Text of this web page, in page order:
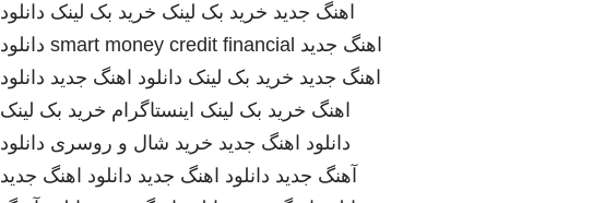
اهنگ جدید خرید بک لینک خرید بک لینک دانلود
اهنگ جدید smart money credit financial دانلود
اهنگ جدید خرید بک لینک دانلود اهنگ جدید دانلود
اهنگ خرید بک لینک اینستاگرام خرید بک لینک
دانلود اهنگ جدید خرید شال و روسری دانلود
آهنگ جدید دانلود اهنگ جدید دانلود اهنگ جدید